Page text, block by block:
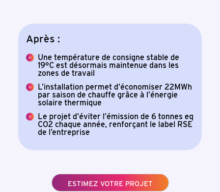
Après :
Une température de consigne stable de
19°C est désormais maintenue dans les
zones de travail
L’installation permet d’économiser 22MWh
par saison de chauffe grâce à l’énergie
solaire thermique
Le projet d’éviter l’émission de 6 tonnes eq
CO2 chaque année, renforçant le label RSE
de l’entreprise
ESTIMEZ VOTRE PROJET